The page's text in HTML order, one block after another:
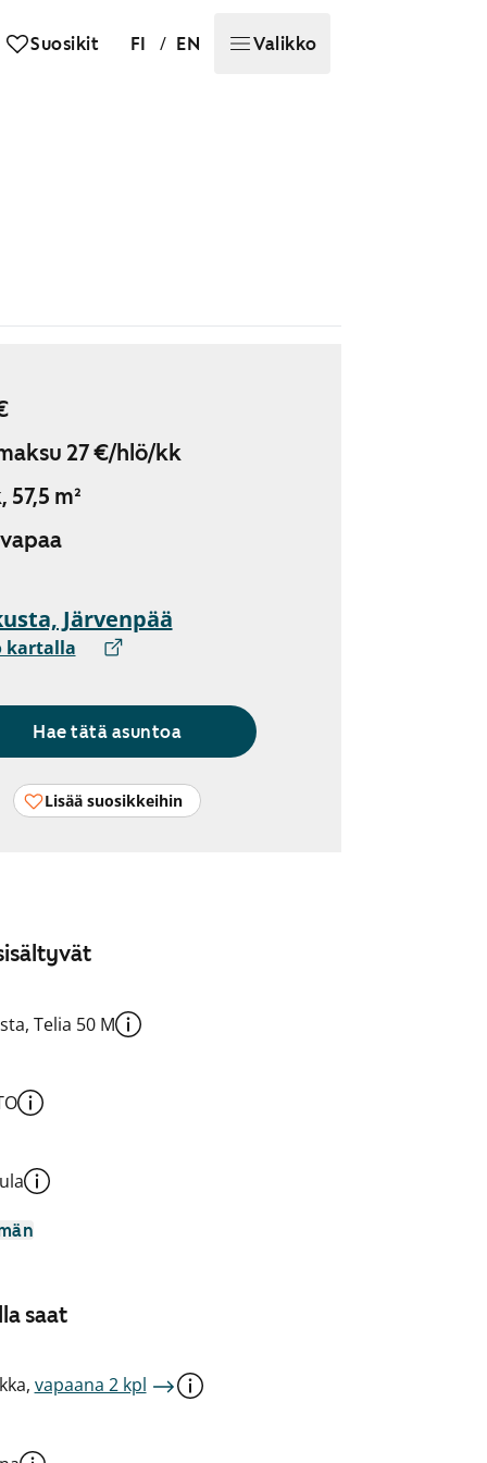
Suosikit FI / EN Valikko
27 €/hlö/kk
57,5 m²
Järvenpää
kartalla
Hae tätä asuntoa
Lisää suosikkeihin
Telia 50 M
saat
vapaana 2 kpl